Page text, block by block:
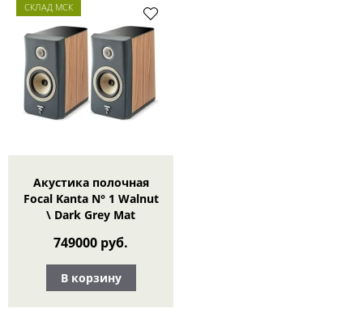
СКЛАД МСК
Акустика полочная
Focal Kanta N° 1 Walnut
\ Dark Grey Mat
749000 руб.
В корзину